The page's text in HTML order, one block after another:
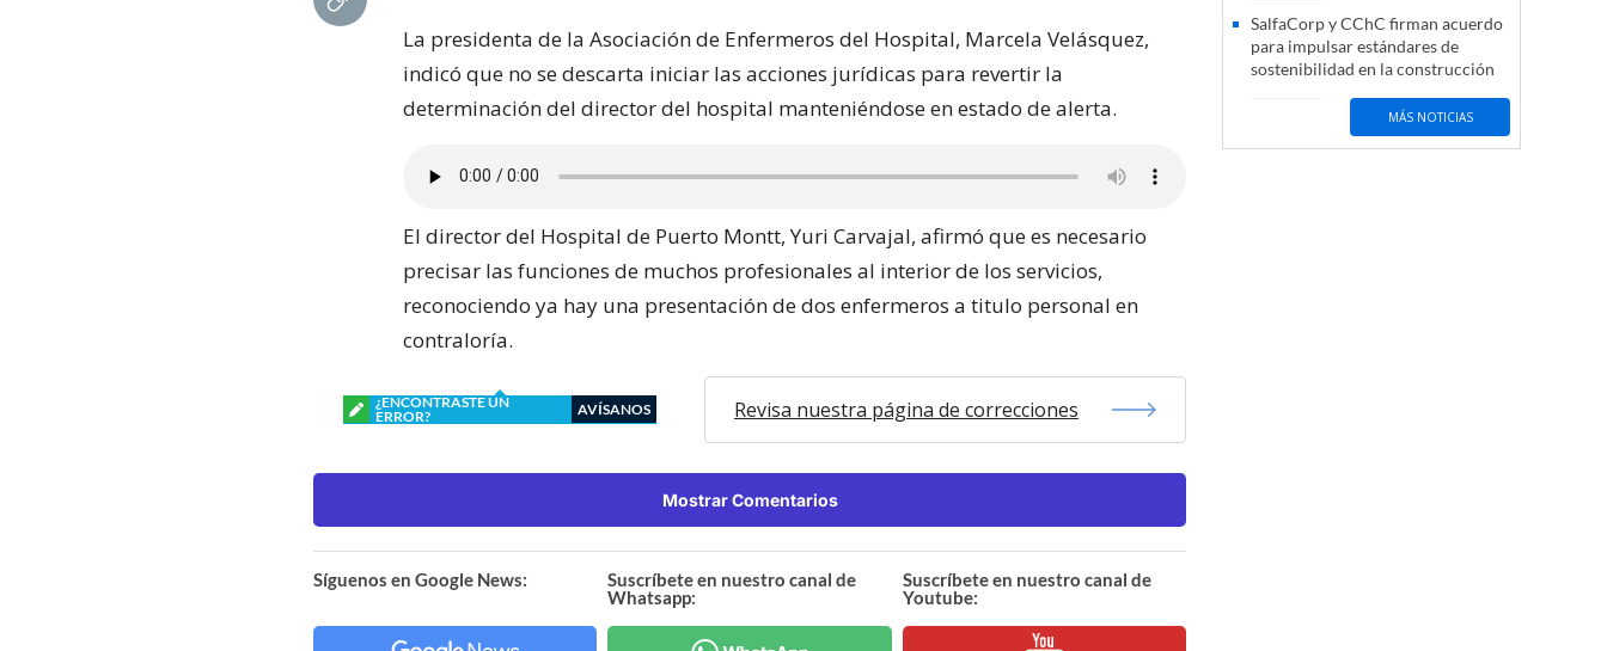
La presidenta de la Asociación de Enfermeros del Hospital, Marcela Velásquez,
indicó que no se descarta iniciar las acciones jurídicas para revertir la
determinación del director del hospital manteniéndose en estado de alerta.
El director del Hospital de Puerto Montt, Yuri Carvajal, afirmó que es necesario
precisar las funciones de muchos profesionales al interior de los servicios,
reconociendo ya hay una presentación de dos enfermeros a titulo personal en
contraloría.
¿ENCONTRASTE UN
ERROR?
AVÍSANOS Revisa nuestra página de correcciones
Mostrar Comentarios
Síguenos en Google News:
Suscríbete en nuestro canal de
Whatsapp:
Suscríbete en nuestro canal de
Youtube:
SalfaCorp y CChC firman acuerdo
para impulsar estándares de
sostenibilidad en la construcción
MÁS NOTICIAS